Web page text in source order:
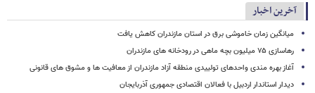
آخرین اخبار
میانگین زمان خاموشی برق در استان مازندران کاهش یافت
رهاسازی ۷۵ میلیون بچه ماهی در رودخانه های مازندران
آغاز بهره مندی واحدهای تولییدی منطقه آزاد مازندران از معافیت ها و مشوق های قانونی
دیدار استاندار اردبیل با فعالان اقتصادی جمهوری آذربایجان